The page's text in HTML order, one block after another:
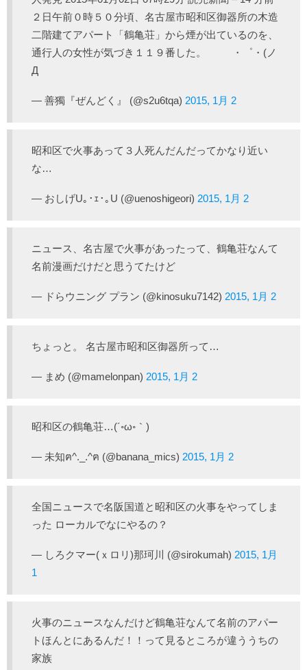
２日午前０時５０分頃、名古屋市昭和区御器所の木造
二階建てアパート「鶴亀荘」から煙が出ているのを、
通行人の女性が気づき１１９番した。 ・゜・(ノ
Д
— 善獨『ぜんどく』 (@s2u6tqa) 2015, 1月 2
昭和区で火事あって３人死んだんだってかなり近い
な…
— おしげU｡･ｪ･｡U (@uenoshigeori) 2015, 1月 2
ニュース、名古屋で火事があったって、鶴亀荘なんて
名前漫画だけだと思うてたけど
— ドらウニング プラン (@kinosuku7142) 2015, 1月 2
ちょっと。 名古屋市昭和区御器所って…
— まめ (@mamelonpan) 2015, 1月 2
昭和区の鶴亀荘…(´◦ω◦｀)
— 未知ฅ^._.^ฅ (@banana_mics) 2015, 1月 2
全国ニュースで名阪国道と昭和区の火事をやってしま
った ローカルでなにやるの？
— しろクマー(ｘロリ)那珂川 (@sirokumah) 2015, 1月
1
火事のニュースなんだけど鶴亀荘なんて名前のアパー
トほんとにあるんだ！！って見るところが違ううちの
家族